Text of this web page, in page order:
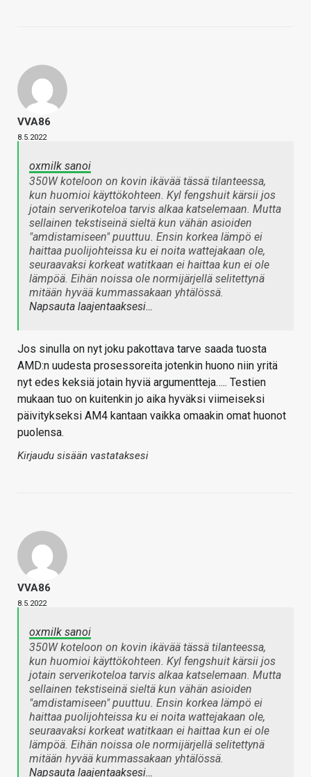
VVA86
8.5.2022
oxmilk sanoi
350W koteloon on kovin ikävää tässä tilanteessa,
kun huomioi käyttökohteen. Kyl fengshuit kärsii jos
jotain serverikoteloa tarvis alkaa katselemaan. Mutta
sellainen tekstiseinä sieltä kun vähän asioiden
"amdistamiseen" puuttuu. Ensin korkea lämpö ei
haittaa puolijohteissa ku ei noita wattejakaan ole,
seuraavaksi korkeat watitkaan ei haittaa kun ei ole
lämpöä. Eihän noissa ole normijärjellä selitettynä
mitään hyvää kummassakaan yhtälössä.
Napsauta laajentaaksesi…
Jos sinulla on nyt joku pakottava tarve saada tuosta
AMD:n uudesta prosessoreita jotenkin huono niin yritä
nyt edes keksiä jotain hyviä argumentteja….. Testien
mukaan tuo on kuitenkin jo aika hyväksi viimeiseksi
päivitykseksi AM4 kantaan vaikka omaakin omat huonot
puolensa.
Kirjaudu sisään vastataksesi
VVA86
8.5.2022
oxmilk sanoi
350W koteloon on kovin ikävää tässä tilanteessa,
kun huomioi käyttökohteen. Kyl fengshuit kärsii jos
jotain serverikoteloa tarvis alkaa katselemaan. Mutta
sellainen tekstiseinä sieltä kun vähän asioiden
"amdistamiseen" puuttuu. Ensin korkea lämpö ei
haittaa puolijohteissa ku ei noita wattejakaan ole,
seuraavaksi korkeat watitkaan ei haittaa kun ei ole
lämpöä. Eihän noissa ole normijärjellä selitettynä
mitään hyvää kummassakaan yhtälössä.
Napsauta laajentaaksesi…